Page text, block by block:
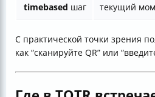
timebased шаг текущий
С практической точки зрения
как “сканируйте QR” или